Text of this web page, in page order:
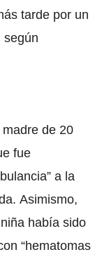
tarde por un
según
de 20
fue
a la
Asimismo,
había sido
“hematomas